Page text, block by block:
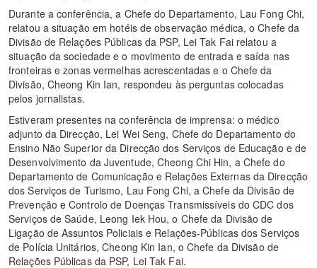
Durante a conferência, a Chefe do Departamento, Lau Fong Chi,
relatou a situação em hotéis de observação médica, o Chefe da
Divisão de Relações Públicas da PSP, Lei Tak Fai relatou a
situação da sociedade e o movimento de entrada e saída nas
fronteiras e zonas vermelhas acrescentadas e o Chefe da
Divisão, Cheong Kin Ian, respondeu às perguntas colocadas
pelos jornalistas.
Estiveram presentes na conferência de imprensa: o médico
adjunto da Direcção, Lei Wei Seng, Chefe do Departamento do
Ensino Não Superior da Direcção dos Serviços de Educação e de
Desenvolvimento da Juventude, Cheong Chi Hin, a Chefe do
Departamento de Comunicação e Relações Externas da Direcção
dos Serviços de Turismo, Lau Fong Chi, a Chefe da Divisão de
Prevenção e Controlo de Doenças Transmissíveis do CDC dos
Serviços de Saúde, Leong Iek Hou, o Chefe da Divisão de
Ligação de Assuntos Policiais e Relações-Públicas dos Serviços
de Polícia Unitários, Cheong Kin Ian, o Chefe da Divisão de
Relações Públicas da PSP, Lei Tak Fai.